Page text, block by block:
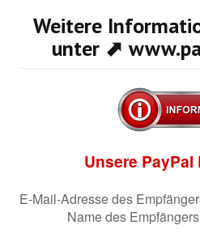
Weitere
unter ⬈
Unsere
E-Mail-Adresse des
Name des